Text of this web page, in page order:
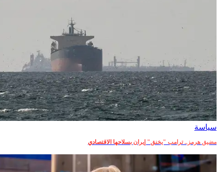
سياسة
مضيق هرمز.. ترامب "يخنق" إيران بسلاحها الاقتصادي